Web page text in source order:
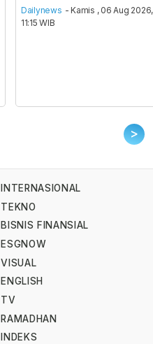
Dailynews - Kamis , 06 Aug 2026,
11:15 WIB
>
INTERNASIONAL
TEKNO
BISNIS FINANSIAL
ESGNOW
VISUAL
ENGLISH
TV
RAMADHAN
INDEKS